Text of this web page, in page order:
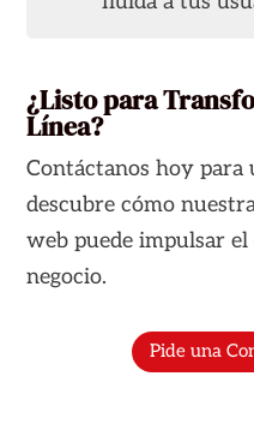
¿Listo para
Línea?
Contáctanos hoy
descubre cómo
web puede impulsar
negocio.
Pide una